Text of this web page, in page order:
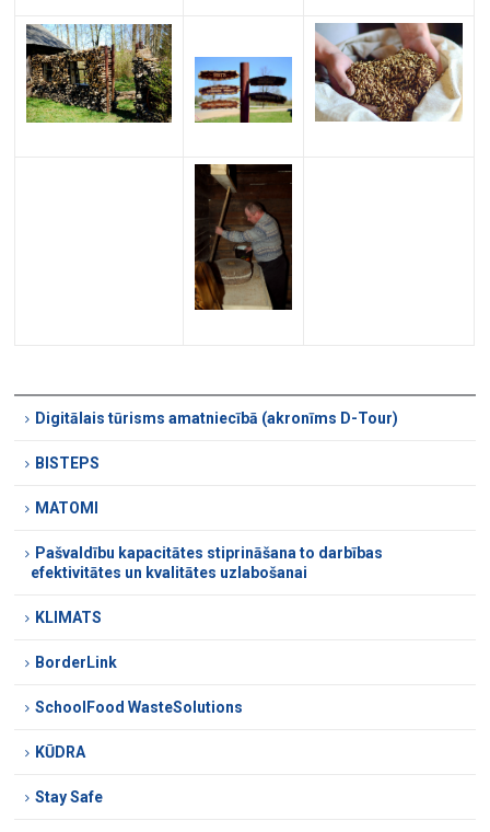
Digitālais tūrisms amatniecībā (akronīms D-Tour)
BISTEPS
MATOMI
Pašvaldību kapacitātes stiprināšana to darbības
efektivitātes un kvalitātes uzlabošanai
KLIMATS
BorderLink
SchoolFood WasteSolutions
KŪDRA
Stay Safe